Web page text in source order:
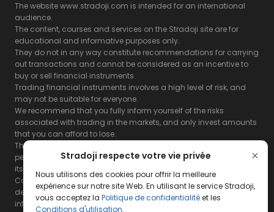
Stradoji respecte votre vie privée
Nous utilisons des cookies pour offrir la meilleure
expérience sur notre site Web. En utilisant le service Stradoji,
vous acceptez la Politique de confidentialitéet les
Conditions d'utilisation.
The website www.stradoji.com is intended for an international
audience.
The content, courses and services on the Stradoji site are for
educational and informative purposes only.
They do not in any way constitute recommendations for carrying
out transactions and cannot be considered as an incentive to
buy or sell financial instruments.
Trading financial instruments involves a high level of risk, and
may not be suitable for everyone.
We recommend that you fully inform yourself of the risks
associated with trading in the markets, and only invest amounts
that you can afford to lose.
The Stradoji site does not guarantee the results or the
performance of products based on the information contained on
its site and its servers.
Consequently, the Stradoji site and its publishing company
decline all responsibility in the use that may be made of this
information and the consequences that may result therefrom.